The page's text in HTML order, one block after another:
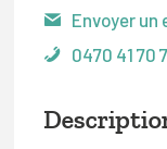
Envoyer un
0470 41 70